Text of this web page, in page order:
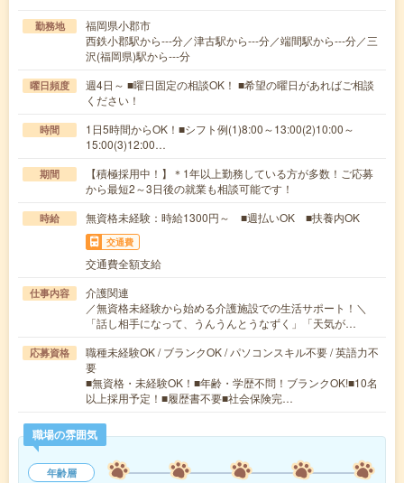
勤務地
福岡県小郡市
西鉄小郡駅から---分／津古駅から---分／端間駅から---分／三
沢(福岡県)駅から---分
曜日頻度
週4日～ ■曜日固定の相談OK！ ■希望の曜日があればご相談
ください！
時間
1日5時間からOK！■シフト例(1)8:00～13:00(2)10:00～
15:00(3)12:00…
期間
【積極採用中！】＊1年以上勤務している方が多数！ご応募
から最短2～3日後の就業も相談可能です！
時給 無資格未経験：時給1300円～ ■週払いOK ■扶養内OK
交通費
交通費全額支給
仕事内容
介護関連
／無資格未経験から始める介護施設での生活サポート！＼
「話し相手になって、うんうんとうなずく」「天気が…
応募資格
職種未経験OK / ブランクOK / パソコンスキル不要 / 英語力不
要
■無資格・未経験OK！■年齢・学歴不問！ブランクOK!■10名
以上採用予定！■履歴書不要■社会保険完…
職場の雰囲気
年齢層